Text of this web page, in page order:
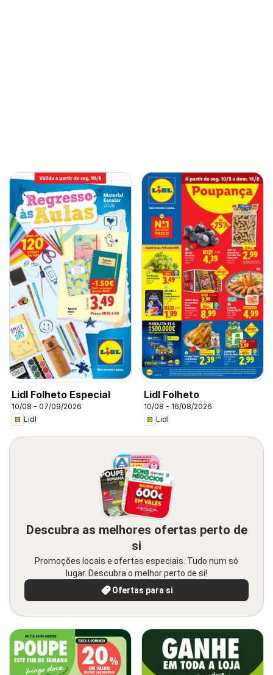
Lidl Folheto Especial
10/08 - 07/09/2026
Lidl
Lidl Folheto
10/08 - 16/08/2026
Lidl
Descubra as melhores ofertas perto de
si
Promoções locais e ofertas especiais. Tudo num só
lugar. Descubra o melhor perto de si!
Ofertas para si